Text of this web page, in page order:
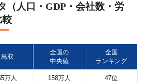
（人口・GDP・会社数・労
較
鳥取
全国の
中央値
全国
ランキング
万人 158万人 47位